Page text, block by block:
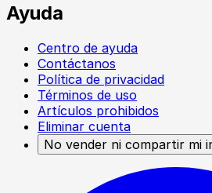
Ayuda
Centro de ayuda
Contáctanos
Política de privacidad
Términos de uso
Artículos prohibidos
Eliminar cuenta
No vender ni compartir mi